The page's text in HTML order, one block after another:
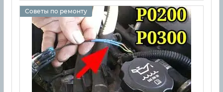
Советы по ремонту